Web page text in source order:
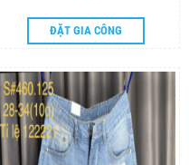
ĐẶT GIA CÔNG